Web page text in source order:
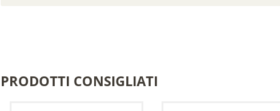
PRODOTTI CONSIGLIATI